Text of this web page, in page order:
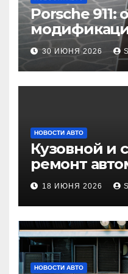
Porsche 911:
30 ИЮНЯ 2026
НОВОСТИ АВТО
Кузовной и
ремонт
наличие
запчастей и
сроки
18 ИЮНЯ 2026
НОВОСТИ АВТО